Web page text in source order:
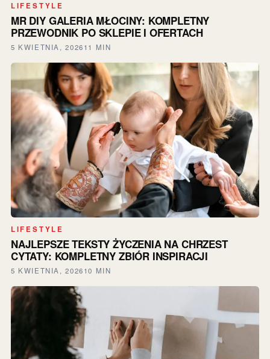
LIFESTYLE
MR DIY GALERIA MŁOCINY: KOMPLETNY
PRZEWODNIK PO SKLEPIE I OFERTACH
5 KWIETNIA, 202611 MIN
LIFESTYLE
NAJLEPSZE TEKSTY ŻYCZENIA NA CHRZEST
CYTATY: KOMPLETNY ZBIÓR INSPIRACJI
5 KWIETNIA, 202610 MIN